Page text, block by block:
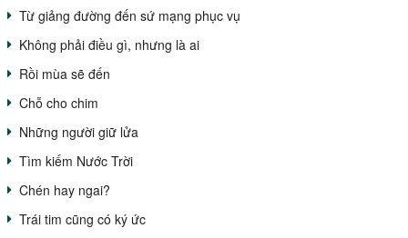
Từ giảng đường đến sứ mạng phục vụ
Không phải điều gì, nhưng là ai
Rồi mùa sẽ đến
Chỗ cho chim
Những người giữ lửa
Tìm kiếm Nước Trời
Chén hay ngai?
Trái tim cũng có ký ức